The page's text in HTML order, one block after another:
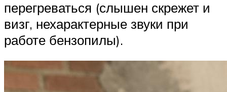
перегреваться (слышен скрежет и
визг, нехарактерные звуки при
работе бензопилы).